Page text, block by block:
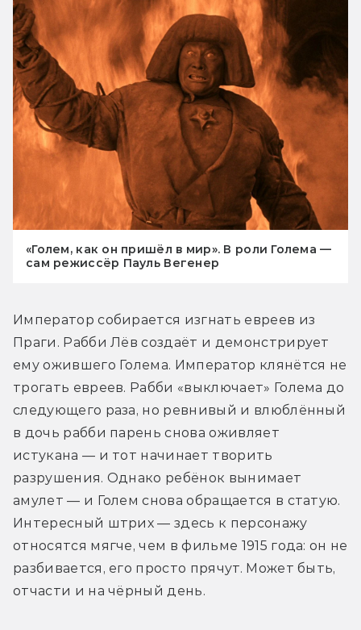
«Голем, как он пришёл в мир». В роли Голема —
сам режиссёр Пауль Вегенер
Император собирается изгнать евреев из
Праги. Рабби Лёв создаёт и демонстрирует
ему ожившего Голема. Император клянётся не
трогать евреев. Рабби «выключает» Голема до
следующего раза, но ревнивый и влюблённый
в дочь рабби парень снова оживляет
истукана — и тот начинает творить
разрушения. Однако ребёнок вынимает
амулет — и Голем снова обращается в статую.
Интересный штрих — здесь к персонажу
относятся мягче, чем в фильме 1915 года: он не
разбивается, его просто прячут. Может быть,
отчасти и на чёрный день.